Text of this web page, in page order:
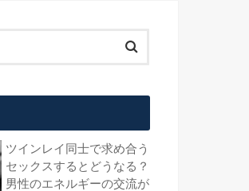
ツインレイ同士で求め合う
セックスするとどうなる？
男性のエネルギーの交流が